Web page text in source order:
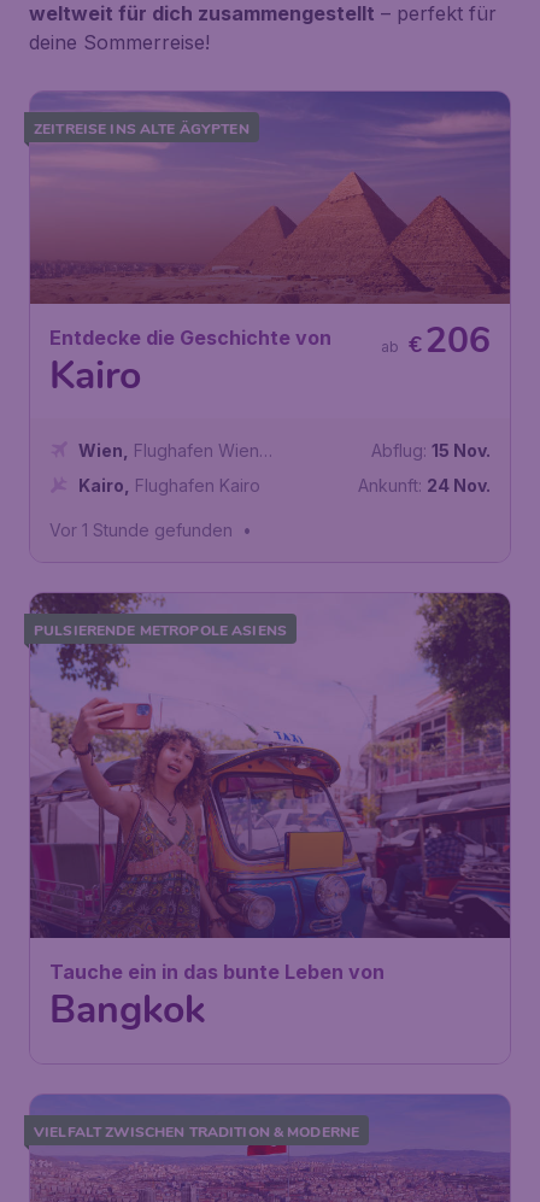
weltweit für dich zusammengestellt – perfekt für
deine Sommerreise!
ZEITREISE INS ALTE ÄGYPTEN
Entdecke die Geschichte von
Kairo
€ 206
ab
Wien
Flughafen Wien
Schwechat
Kairo Flughafen Kairo
Abflug: 15 Nov.
Ankunft: 24 Nov.
Vor 1 Stunde gefunden •
PULSIERENDE METROPOLE ASIENS
Tauche ein in das bunte Leben
von
Bangkok
€454
ab
Schwechat
Suvarnabhumi
Vor 1 Stunde gefunden
VIELFALT ZWISCHEN TRADITION & MODERNE